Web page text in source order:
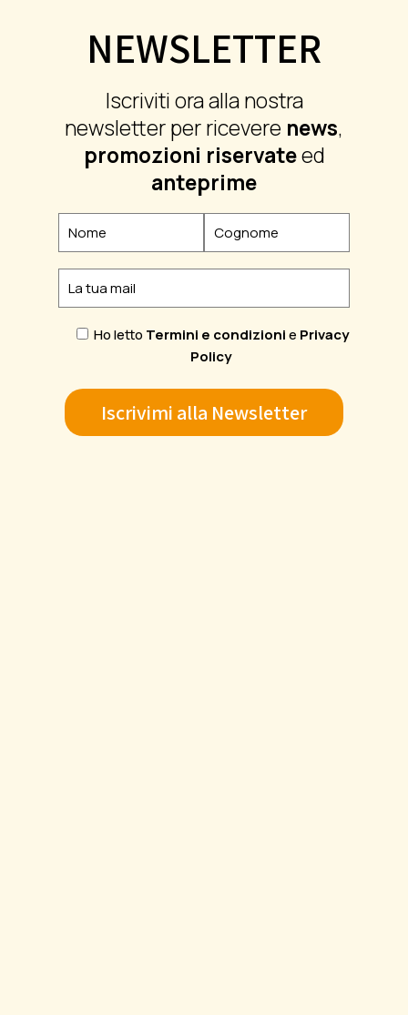
NEWSLETTER
Iscriviti ora alla nostra
newsletter per ricevere news,
promozioni riservateed
anteprime
Ho letto Termini e condizionie Privacy
Policy